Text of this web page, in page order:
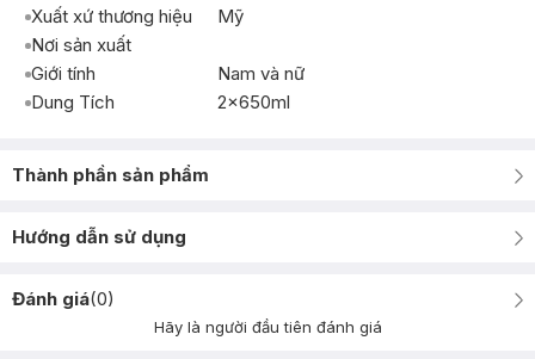
Xuất xứ thương hiệu
Mỹ
Nơi sản xuất
Giới tính
Nam và nữ
Dung Tích
2x650ml
Thành phần sản phẩm
Hướng dẫn sử dụng
Đánh giá(0)
Hãy là người đầu tiên đánh giá